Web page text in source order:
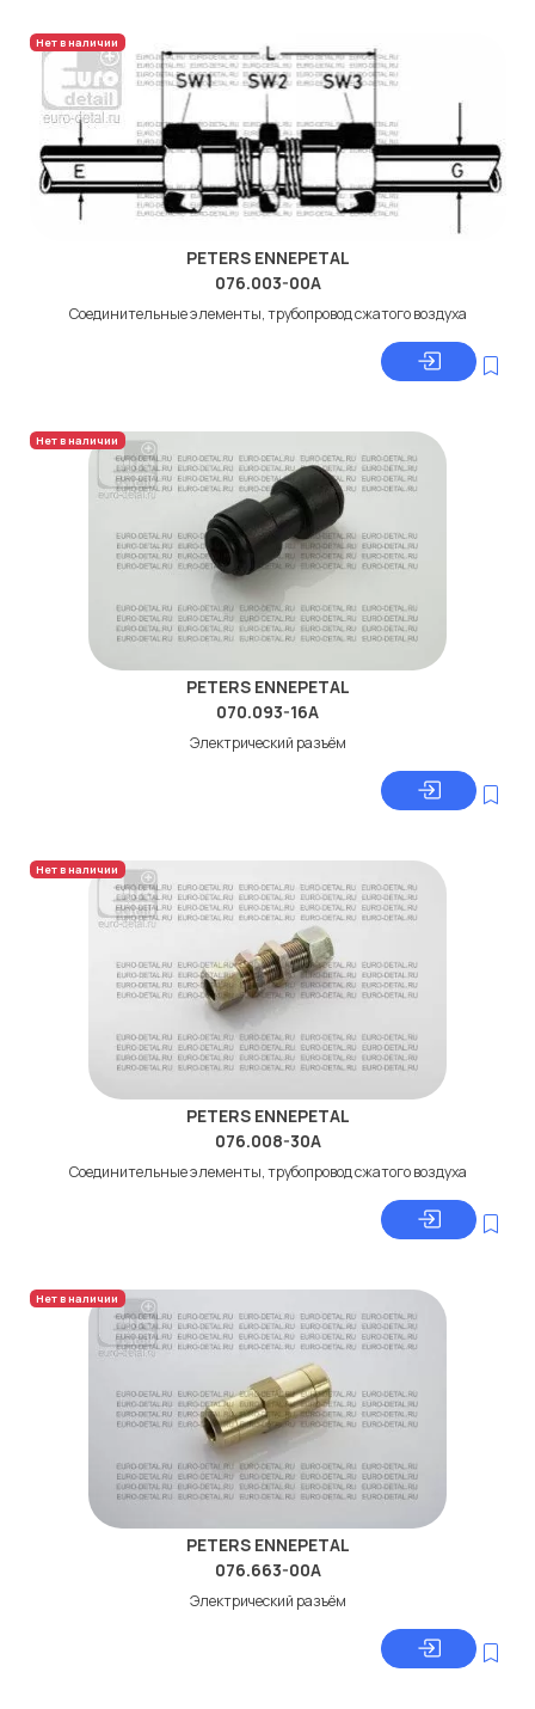
Нет в наличии
PETERS ENNEPETAL
076.003-00A
Соединительные элементы, трубопровод сжатого воздуха
Нет в наличии
PETERS ENNEPETAL
070.093-16A
Электрический разъём
Нет в наличии
PETERS ENNEPETAL
076.008-30A
Соединительные элементы, трубопровод сжатого воздуха
Нет в наличии
PETERS ENNEPETAL
076.663-00A
Электрический разъём